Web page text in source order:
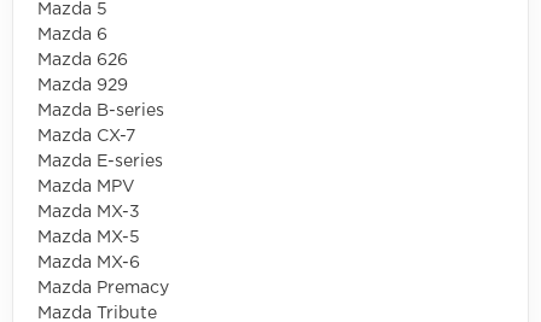
Mazda 5
Mazda 6
Mazda 626
Mazda 929
Mazda B-series
Mazda CX-7
Mazda E-series
Mazda MPV
Mazda MX-3
Mazda MX-5
Mazda MX-6
Mazda Premacy
Mazda Tribute